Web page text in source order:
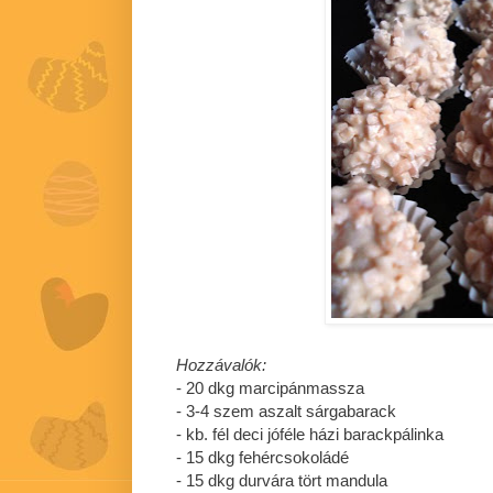
Hozzávalók:
- 20 dkg marcipánmassza
- 3-4 szem aszalt sárgabarack
- kb. fél deci jóféle házi barackpálinka
- 15 dkg fehércsokoládé
- 15 dkg durvára tört mandula